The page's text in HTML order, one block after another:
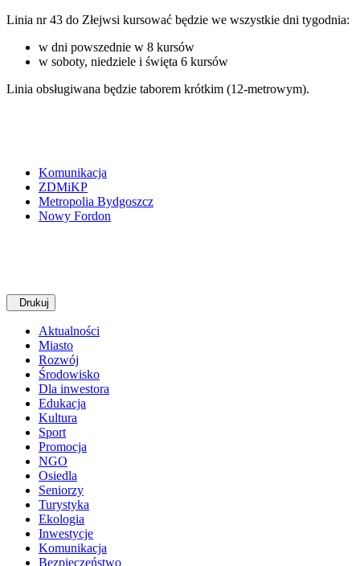
Linia nr 43 do Złejwsi kursować będzie we wszystkie dni tygodnia:
w dni powszednie w 8 kursów
w soboty, niedziele i święta 6 kursów
Linia obsługiwana będzie taborem krótkim (12-metrowym).
Komunikacja
ZDMiKP
Metropolia Bydgoszcz
Nowy Fordon
Drukuj
Aktualności
Miasto
Rozwój
Środowisko
Dla inwestora
Edukacja
Kultura
Sport
Promocja
NGO
Osiedla
Seniorzy
Turystyka
Ekologia
Inwestycje
Komunikacja
Bezpieczeństwo